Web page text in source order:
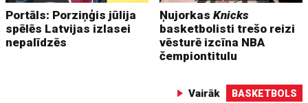
Portāls: Porziņģis jūlija
spēlēs Latvijas izlasei
nepalīdzēs
ŅujorkasKnicks
basketbolisti trešo reizi
vēsturē izcīna NBA
čempiontitulu
Vairāk BASKETBOLS